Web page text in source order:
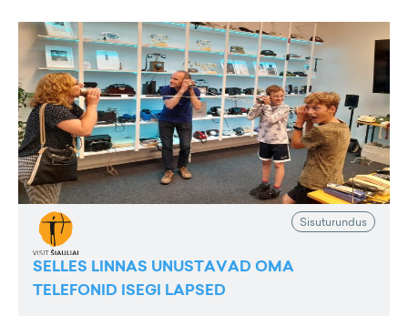
Sisuturundus
SELLES LINNAS UNUSTAVAD OMA
TELEFONID ISEGI LAPSED